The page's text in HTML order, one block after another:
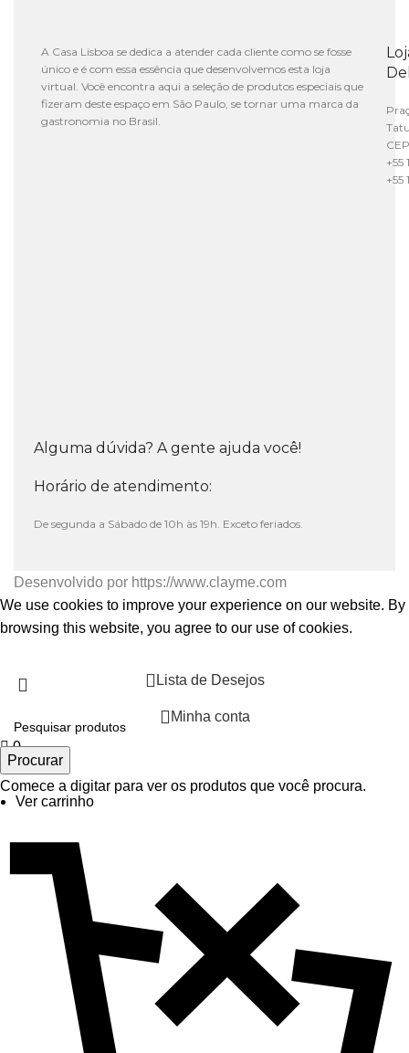
A Casa Lisboa se dedica a atender cada cliente como se fosse
único e é com essa essência que desenvolvemos esta loja
virtual. Você encontra aqui a seleção de produtos especiais que
fizeram deste espaço em São Paulo, se tornar uma marca da
gastronomia no Brasil.
+55
+55
Alguma dúvida? A gente ajuda você!
Horário de atendimento:
De segunda a Sábado de 10h às 19h. Exceto feriados.
Desenvolvido por https://www.clayme.com
We use cookies to improve your experience on our website. By
browsing this website, you agree to our use of cookies.
Procurar
Comece a digitar para ver os produtos que você procura.
Lista de Desejos
Minha conta
0
0 itens
Ver carrinho